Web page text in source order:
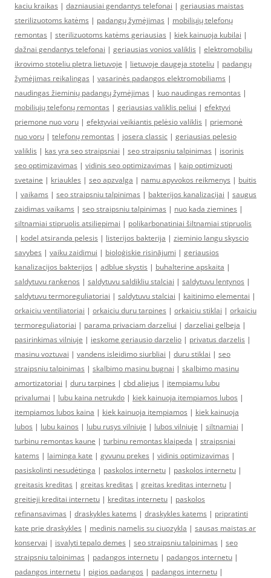
kaciu kraikas | dazniausiai gendantys telefonai | geriausias maistas
sterilizuotoms katėms | padangų žymėjimas | mobiliųjų telefonų
remontas | sterilizuotoms katėms geriausias | kiek kainuoja kubilai |
dažnai gendantys telefonai | geriausias vonios valiklis | elektromobiliu
ikrovimo stoteliu pletra lietuvoje | lietuvoje daugeja stoteliu | padangų
žymėjimas reikalingas | vasarinės padangos elektromobiliams |
naudingas žieminių padangų žymėjimas | kuo naudingas remontas |
mobiliųjų telefonų remontas | geriausias valiklis peliui | efektyvi
priemone nuo voru | efektyviai veikiantis pelėsio valiklis | priemonė
nuo vorų | telefonų remontas | josera classic | geriausias pelesio
valiklis | kas yra seo straipsniai | seo straipsniu talpinimas | isorinis
seo optimizavimas | vidinis seo optimizavimas | kaip optimizuoti
svetaine | kriaukles | seo apzvalga | namu apyvokos reikmenys | buitis
| vaikams | seo straipsniu talpinimas | bakterijos kanalizacijai | saugus
zaidimas vaikams | seo straipsniu talpinimas | nuo kada ziemines |
siltnamiai stipruolis atsiliepimai | polikarbonatiniai šiltnamiai stipruolis
| kodel atsiranda pelesis | listerijos bakterija | zieminio langu skyscio
savybes | vaiku zaidimui | bioloģiskie risinājumi | geriausios
kanalizacijos bakterijos | adblue skystis | buhalterine apskaita |
saldytuvu rankenos | saldytuvu saldikliu stalciai | saldytuvu lentynos |
saldytuvu termoreguliatoriai | saldytuvu stalciai | kaitinimo elementai |
orkaiciu ventiliatoriai | orkaiciu duru tarpines | orkaiciu stiklai | orkaiciu
termoreguliatoriai | parama privaciam darzeliui | darzeliai gelbeja |
pasirinkimas vilniuje | ieskome geriausio darzelio | privatus darzelis |
masinu voztuvai | vandens isleidimo siurbliai | duru stiklai | seo
straipsniu talpinimas | skalbimo masinu bugnai | skalbimo masinu
amortizatoriai | duru tarpines | cbd aliejus | itempiamu lubu
privalumai | lubu kaina netrukdo | kiek kainuoja itempiamos lubos |
itempiamos lubos kaina | kiek kainuoja itempiamos | kiek kainuoja
lubos | lubu kainos | lubu rusys vilniuje | lubos vilniuje | siltnamiai |
turbinu remontas kaune | turbinu remontas klaipeda | straipsniai
katems | laiminga kate | gyvunu prekes | vidinis optimizavimas |
pasiskolinti nesudėtinga | paskolos internetu | paskolos internetu |
greitasis kreditas | greitas kreditas | greitas kreditas internetu |
greitieji kreditai internetu | kreditas internetu | paskolos
refinansavimas | draskykles katems | draskykles katems | pripratinti
kate prie draskykles | medinis namelis su ciuozykla | sausas maistas ar
konservai | isvalyti tepalo demes | seo straipsniu talpinimas | seo
straipsniu talpinimas | padangos internetu | padangos internetu |
padangos internetu | pigios padangos | padangos internetu |